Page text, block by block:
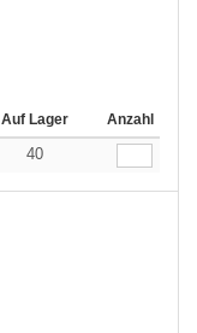
Auf Lager Anzahl
40